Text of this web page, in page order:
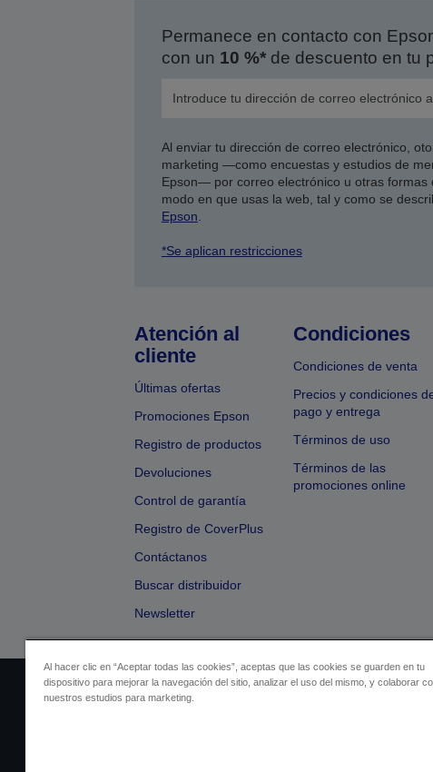
Permanece en contacto con
con un 10 %*de descuento en tu
Al enviar tu dirección de correo electrónico,
marketing —como encuestas y estudios de
Epson— por correo electrónico u otras formas
modo en que usas la web, tal y como se
Epson.
*Se aplican restricciones
Atención al
cliente
Últimas ofertas
Promociones Epson
Registro de productos
Devoluciones
Control de garantía
Registro de CoverPlus
Contáctanos
Buscar distribuidor
Newsletter
Condiciones
Condiciones de venta
Precios y condiciones
pago y entrega
Términos de uso
Términos de las
promociones online
Identificación del vendedor Identificación de
Al hacer clic en “Aceptar todas las cookies”, aceptas que las cookies se guarden en tu
dispositivo para mejorar la navegación del sitio, analizar el uso del mismo, y colaborar
nuestros estudios para marketing.